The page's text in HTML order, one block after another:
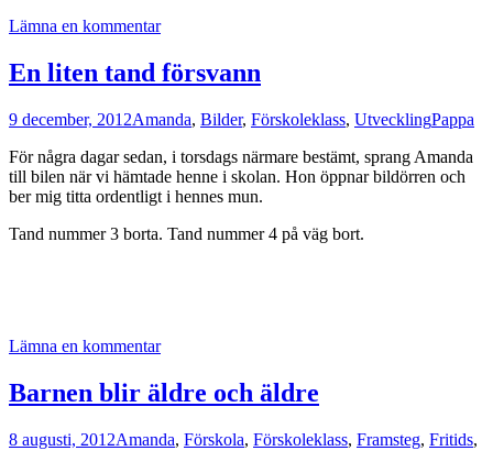
Lämna en kommentar
En liten tand försvann
9 december, 2012Amanda, Bilder, Förskoleklass, UtvecklingPappa
För några dagar sedan, i torsdags närmare bestämt, sprang Amanda
till bilen när vi hämtade henne i skolan. Hon öppnar bildörren och
ber mig titta ordentligt i hennes mun.
Tand nummer 3 borta. Tand nummer 4 på väg bort.
Lämna en kommentar
Barnen blir äldre och äldre
8 augusti, 2012Amanda, Förskola, Förskoleklass, Framsteg, Fritids,